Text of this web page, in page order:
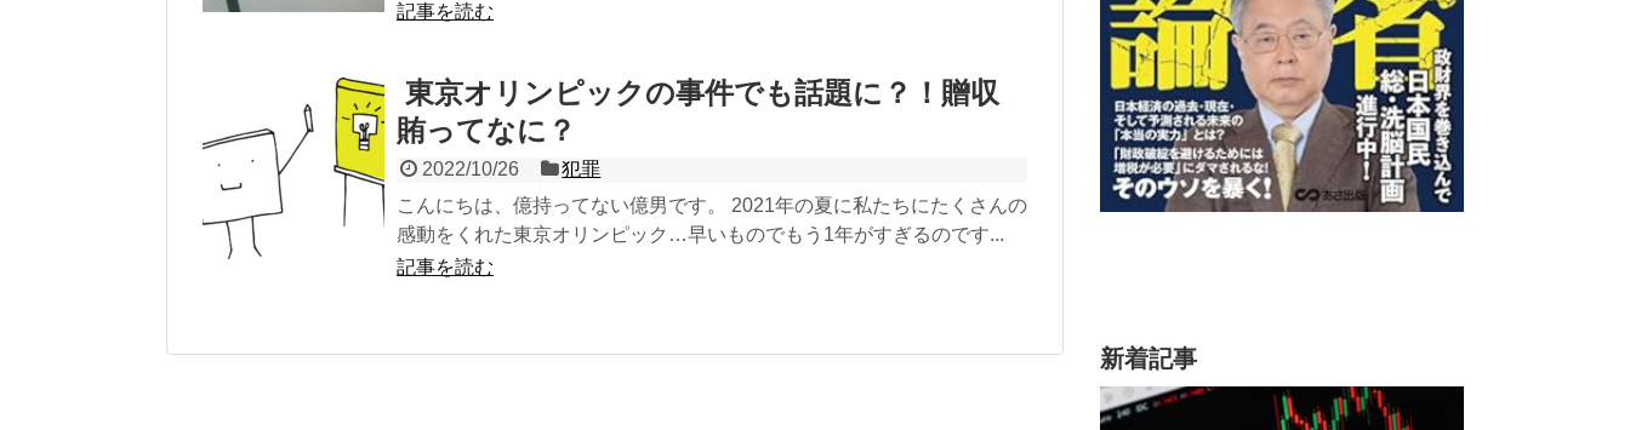
記事を読む
東京オリンピックの事件でも話題に？！贈収
賄ってなに？
2022/10/26
犯罪
こんにちは、億持ってない億男です。 2021年の夏に私たちにたくさんの
感動をくれた東京オリンピック…早いものでもう1年がすぎるのです...
記事を読む
新着記事